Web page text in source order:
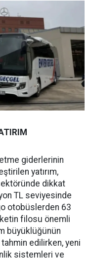
giderlerinin
yatırım,
dikkat
TL seviyesinde
otobüslerden 63
filosu önemli
büyüklüğünün
tahmin edilirken, yeni
sistemleri ve